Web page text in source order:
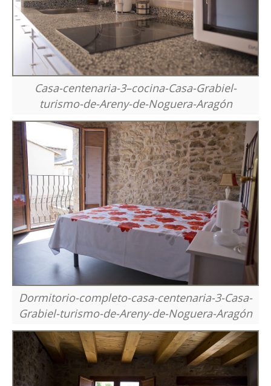
Casa-centenaria-3–cocina-Casa-Grabiel-
turismo-de-Areny-de-Noguera-Aragón
Dormitorio-completo-casa-centenaria-3-Casa-
Grabiel-turismo-de-Areny-de-Noguera-Aragón